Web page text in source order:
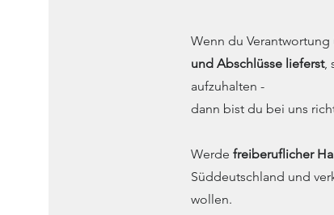
Wenn du Verantwortung
und Abschlüsse lieferst,
aufzuhalten -
dann bist du bei uns
Werde freiberuflicher
Süddeutschland und
wollen.